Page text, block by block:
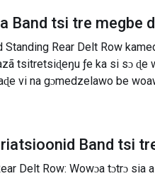
Band tsi tre megbe
Standing Rear Delt Row
tsitretsiɖeŋu ƒe ka si sɔ ɖe
vi na gɔmedzelawo be
Band tsi
Delt Row: Wowɔa tɔtrɔ